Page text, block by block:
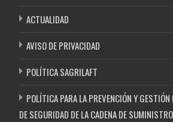
ACTUALIDAD
AVISO DE PRIVACIDAD
POLÍTICA SAGRILAFT
POLÍTICA PARA LA PREVENCIÓN Y GESTIÓN
DE SEGURIDAD DE LA CADENA DE